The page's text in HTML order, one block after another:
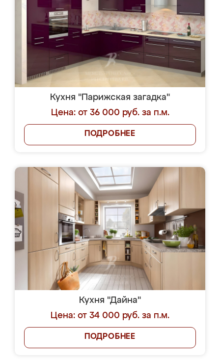
Кухня "Парижская загадка"
Цена: от 36 000 руб. за п.м.
ПОДРОБНЕЕ
Кухня "Дайна"
Цена: от 34 000 руб. за п.м.
ПОДРОБНЕЕ